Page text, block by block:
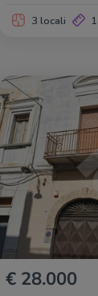
3 locali
€ 28.000